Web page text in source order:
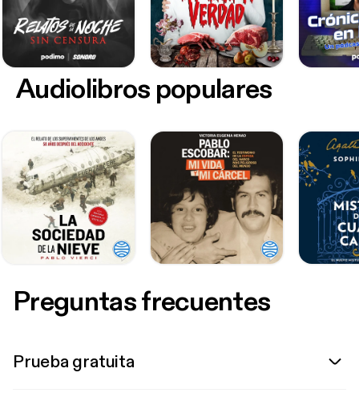
Audiolibros populares
Preguntas frecuentes
Prueba gratuita